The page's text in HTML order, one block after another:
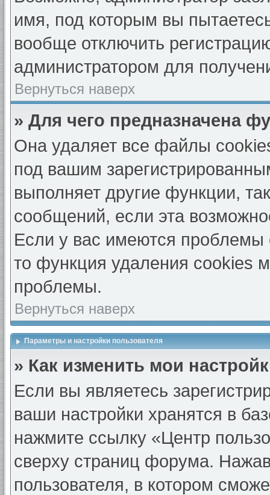
имя, под которым вы
вообще отключить
администратором для
Вернуться наверх
» Для чего предназначена
Она удаляет все файлы
под вашим
выполняет другие функции,
сообщений, если эта
Если у вас имеются
то функция удаления cookies
проблемы.
Вернуться наверх
Параметры и настройки пользователя
» Как изменить мои
Если вы являетесь
ваши настройки хранятся в
нажмите ссылку «Центр
сверху страниц форума.
пользователя, в котором